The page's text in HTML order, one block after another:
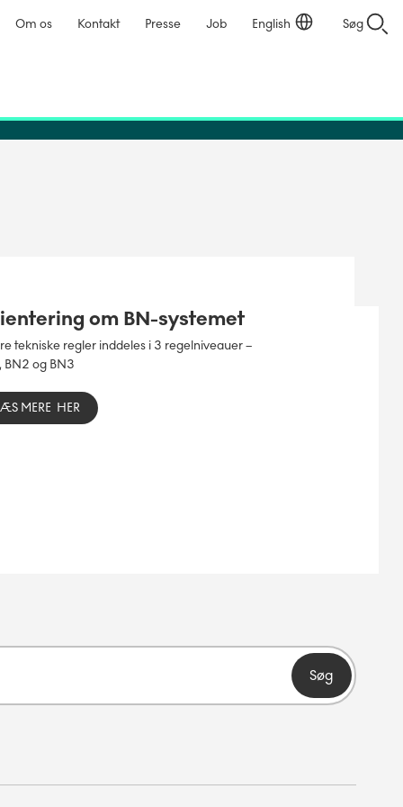
Om os Kontakt Presse Job English Søg
om BN-systemet
tekniske regler inddeles i 3 regelniveauer –
BN2 og BN3
MERE HER
Søg